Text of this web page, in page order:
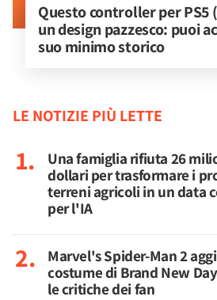
Questo controller per PS5
un design pazzesco: puoi
suo minimo storico
LE NOTIZIE PIÙ LETTE
Una famiglia rifiuta 26
dollari per trasformare i
terreni agricoli in un data
per l'IA
Marvel's Spider-Man 2
costume di Brand New
le critiche dei fan